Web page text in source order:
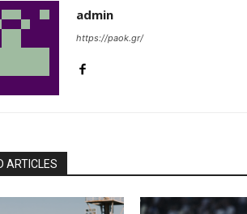
admin
https://paok.gr/
ARTICLES